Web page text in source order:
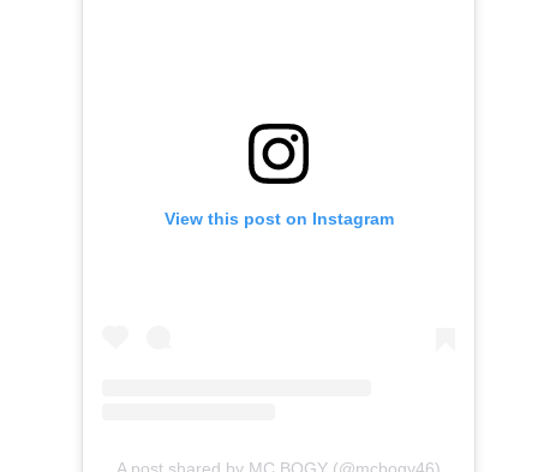
View this post on Instagram
A post shared by MC BOGY (@mcbogy46)